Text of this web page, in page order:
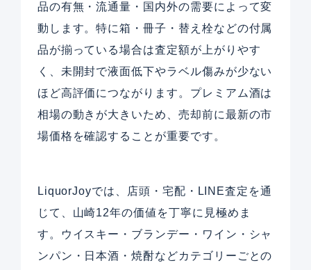
品の有無・流通量・国内外の需要によって変
動します。特に箱・冊子・替え栓などの付属
品が揃っている場合は査定額が上がりやす
く、未開封で液面低下やラベル傷みが少ない
ほど高評価につながります。プレミアム酒は
相場の動きが大きいため、売却前に最新の市
場価格を確認することが重要です。
LiquorJoyでは、店頭・宅配・LINE査定を通
じて、山崎12年の価値を丁寧に見極めま
す。ウイスキー・ブランデー・ワイン・シャ
ンパン・日本酒・焼酎などカテゴリーごとの